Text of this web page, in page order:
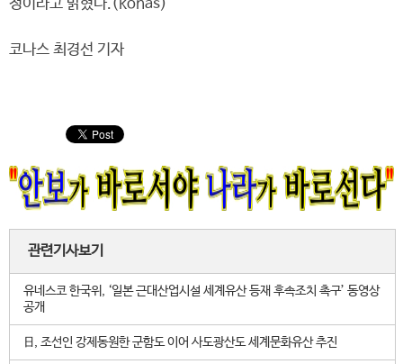
정이라고 밝혔다.(konas)
코나스 최경선 기자
관련기사보기
유네스코 한국위, ‘일본 근대산업시설 세계유산 등재 후속조치 촉구’ 동영상
공개
日, 조선인 강제동원한 군함도 이어 사도광산도 세계문화유산 추진